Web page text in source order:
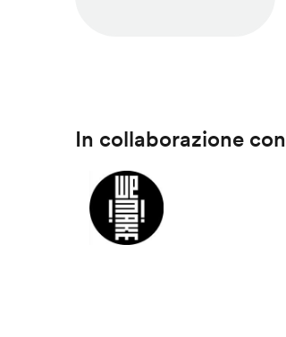
In collaborazione con